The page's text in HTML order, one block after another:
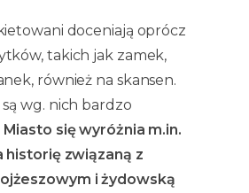
doceniają oprócz
takich jak zamek,
również na skansen.
wg. nich bardzo
Miasto się wyróżnia m.in.
historię związaną z
i żydowską